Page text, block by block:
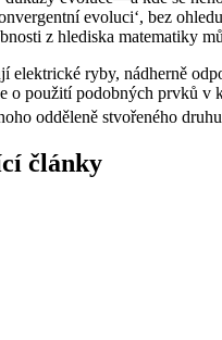
evoluci‘, bez
z hlediska matematiky
elektrické ryby, nádherně
o použití podobných prvků v
odděleně stvořeného
články